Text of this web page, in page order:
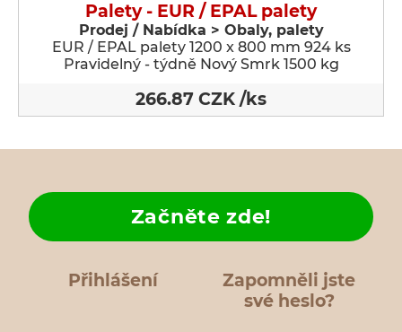
Palety - EUR / EPAL palety
Prodej / Nabídka > Obaly, palety
EUR / EPAL palety 1200 x 800 mm 924 ks
Pravidelný - týdně Nový Smrk 1500 kg
266.87 CZK /ks
Přihlášení
Zapomněli jste
své heslo?
Začněte zde!